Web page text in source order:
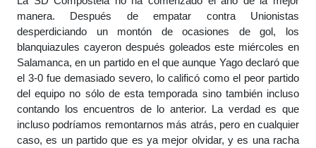
manera. Después de empatar contra Unionistas
desperdiciando un montón de ocasiones de gol, los
blanquiazules cayeron después goleados este miércoles en
Salamanca, en un partido en el que aunque Yago declaró que
el 3-0 fue demasiado severo, lo calificó como el peor partido
del equipo no sólo de esta temporada sino también incluso
contando los encuentros de lo anterior. La verdad es que
incluso podríamos remontarnos más atrás, pero en cualquier
caso, es un partido que es ya mejor olvidar, y es una racha